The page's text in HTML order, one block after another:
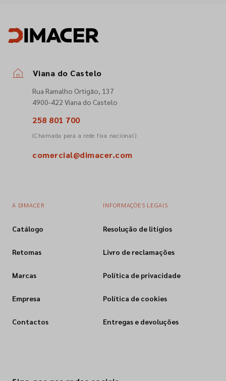
Viana do Castelo
Rua Ramalho Ortigão, 137
4900-422 Viana do Castelo
258 801 700
(Chamada para a rede fixa nacional)
comercial@dimacer.com
A DIMACER
Catálogo
Retomas
Marcas
Empresa
Contactos
INFORMAÇÕES LEGAIS
Resolução de litígios
Livro de reclamações
Política de privacidade
Política de cookies
Entregas e devoluções